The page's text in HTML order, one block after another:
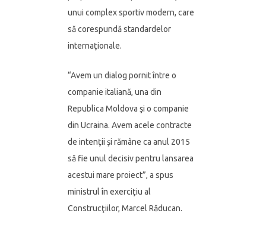
unui complex sportiv modern, care
să corespundă standardelor
internaţionale.
“Avem un dialog pornit între o
companie italiană, una din
Republica Moldova şi o companie
din Ucraina. Avem acele contracte
de intenţii şi rămâne ca anul 2015
să fie unul decisiv pentru lansarea
acestui mare proiect”, a spus
ministrul în exerciţiu al
Construcţiilor, Marcel Răducan.